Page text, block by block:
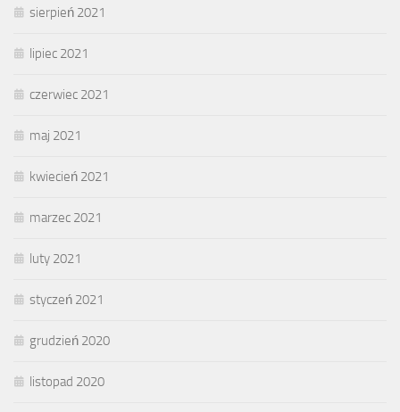
sierpień 2021
lipiec 2021
czerwiec 2021
maj 2021
kwiecień 2021
marzec 2021
luty 2021
styczeń 2021
grudzień 2020
listopad 2020